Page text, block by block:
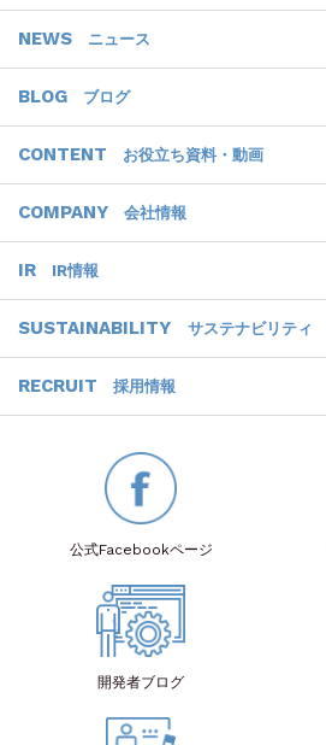
NEWS ニュース
BLOG ブログ
CONTENT お役立ち資料・動画
COMPANY 会社情報
IR IR情報
SUSTAINABILITY サステナビリティ
RECRUIT 採用情報
公式Facebookページ
開発者ブログ